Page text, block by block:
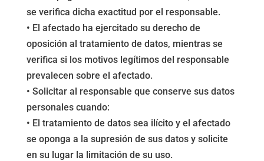
se verifica dicha exactitud por el responsable.
• El afectado ha ejercitado su derecho de
oposición al tratamiento de datos, mientras se
verifica si los motivos legítimos del responsable
prevalecen sobre el afectado.
• Solicitar al responsable que conserve sus datos
personales cuando:
• El tratamiento de datos sea ilícito y el afectado
se oponga a la supresión de sus datos y solicite
en su lugar la limitación de su uso.